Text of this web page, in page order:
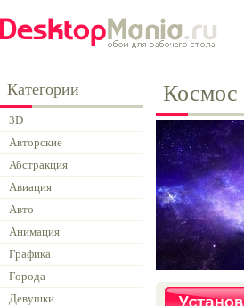
Категории
3D
Авторские
Абстракция
Авиация
Авто
Анимация
Графика
Города
Девушки
Космос